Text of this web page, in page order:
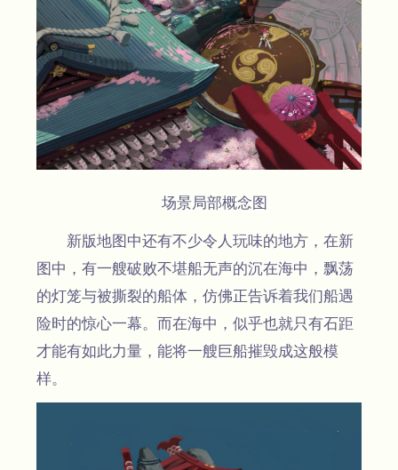
场景局部概念图
新版地图中还有不少令人玩味的地方，在新
图中，有一艘破败不堪船无声的沉在海中，飘荡
的灯笼与被撕裂的船体，仿佛正告诉着我们船遇
险时的惊心一幕。而在海中，似乎也就只有石距
才能有如此力量，能将一艘巨船摧毁成这般模
样。